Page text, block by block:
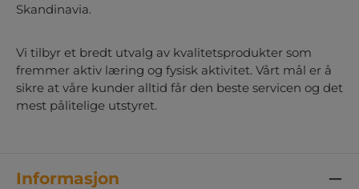
Skandinavia.
Vi tilbyr et bredt utvalg av kvalitetsprodukter som
fremmer aktiv læring og fysisk aktivitet. Vårt mål er å
sikre at våre kunder alltid får den beste servicen og det
mest pålitelige utstyret.
Informasjon